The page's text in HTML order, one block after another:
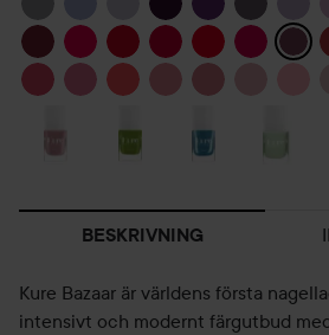
BESKRIVNING
Kure Bazaar är världens första
intensivt och modernt färgutbud